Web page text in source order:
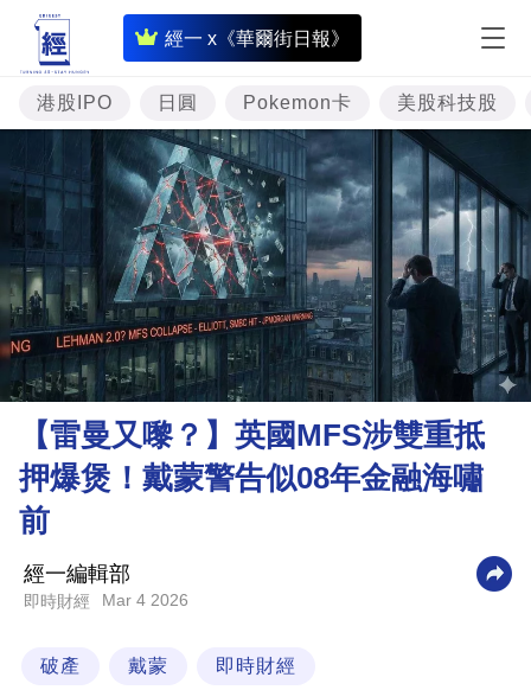
經一 x《華爾街日報》
即
時
財
經
專
題
投
資
樓
市
理
財
商
技
場
港股IPO 日圓 Pokemon卡 美股科技股
【雷曼又嚟？】英國MFS涉雙重抵
押爆煲！戴蒙警告似08年金融海嘯
前
經一編輯部
即時財經 Mar 4 2026
破產 戴蒙 即時財經